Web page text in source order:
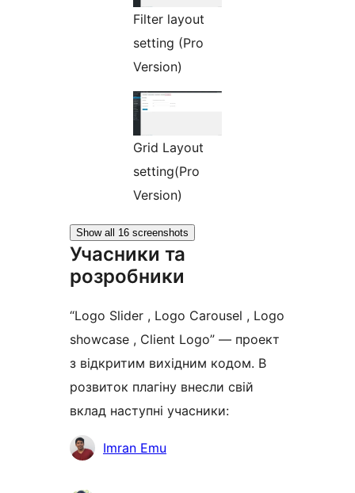
Filter layout
setting (Pro
Version)
Grid Layout
setting(Pro
Version)
Show all 16 screenshots
Учасники та
розробники
“Logo Slider , Logo Carousel , Logo
showcase , Client Logo” — проект
з відкритим вихідним кодом. В
розвиток плагіну внесли свій
вклад наступні учасники:
УчасникиImran Emu